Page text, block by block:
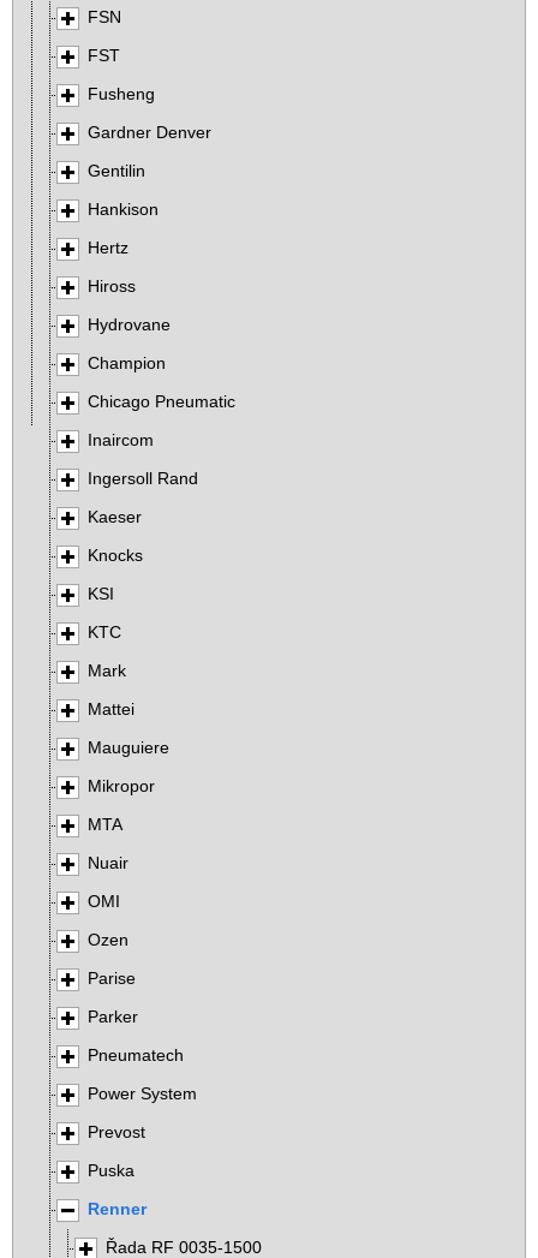
FSN
FST
Fusheng
Gardner Denver
Gentilin
Hankison
Hertz
Hiross
Hydrovane
Champion
Chicago Pneumatic
Inaircom
Ingersoll Rand
Kaeser
Knocks
KSI
KTC
Mark
Mattei
Mauguiere
Mikropor
MTA
Nuair
OMI
Ozen
Parise
Parker
Pneumatech
Power System
Prevost
Puska
Renner
Řada RF 0035-1500